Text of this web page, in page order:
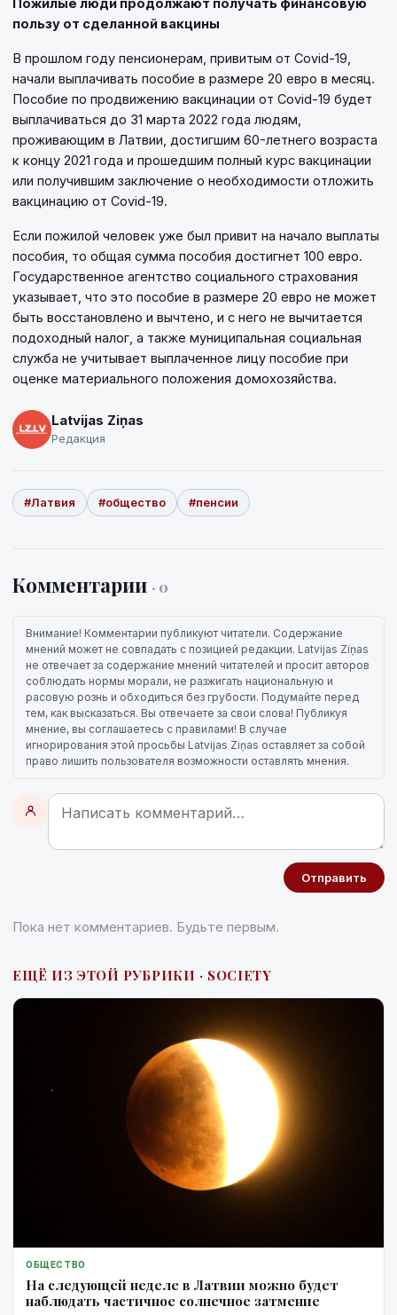
пользу от сделанной вакцины
В прошлом году пенсионерам, привитым от Covid-19,
начали выплачивать пособие в размере 20 евро в месяц.
Пособие по продвижению вакцинации от Covid-19 будет
выплачиваться до 31 марта 2022 года людям,
проживающим в Латвии, достигшим 60-летнего возраста
к концу 2021 года и прошедшим полный курс вакцинации
или получившим заключение о необходимости отложить
вакцинацию от Covid-19.
Если пожилой человек уже был привит на начало выплаты
пособия, то общая сумма пособия достигнет 100 евро.
Государственное агентство социального страхования
указывает, что это пособие в размере 20 евро не может
быть восстановлено и вычтено, и с него не вычитается
подоходный налог, а также муниципальная социальная
служба не учитывает выплаченное лицу пособие при
оценке материального положения домохозяйства.
Latvijas Ziņas
Редакция
#Латвия #общество #пенсии
Комментарии · 0
Внимание! Комментарии публикуют читатели. Содержание
мнений может не совпадать с позицией редакции. Latvijas Ziņas
не отвечает за содержание мнений читателей и просит авторов
соблюдать нормы морали, не разжигать национальную и
расовую рознь и обходиться без грубости. Подумайте перед
тем, как высказаться. Вы отвечаете за свои слова! Публикуя
мнение, вы соглашаетесь с правилами! В случае
игнорирования этой просьбы Latvijas Ziņas оставляет за собой
право лишить пользователя возможности оставлять мнения.
Отправить
Пока нет комментариев. Будьте первым.
ЕЩЁ ИЗ ЭТОЙ РУБРИКИ · SOCIETY
ОБЩЕСТВО
На следующей неделе в Латвии можно будет
наблюдать частичное солнечное затмение